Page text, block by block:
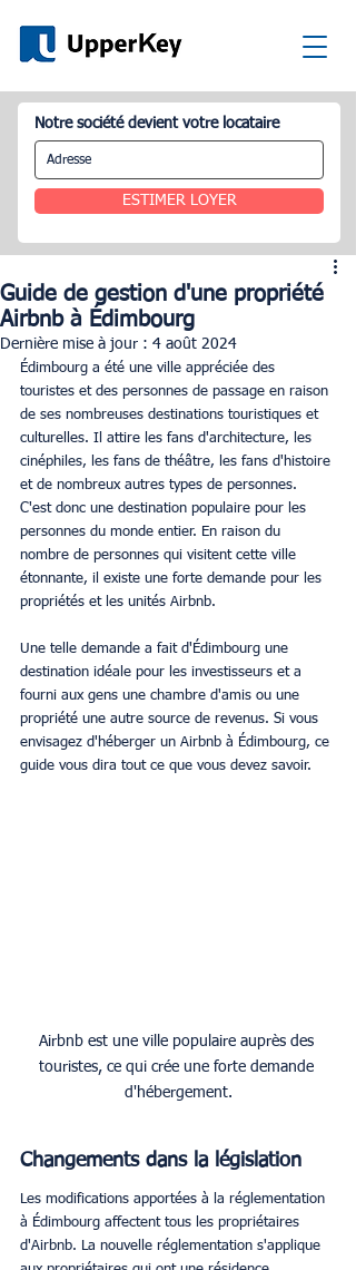
Notre société devient votre locataire
ESTIMER LOYER
Guide de gestion d'une propriété
Airbnb à Édimbourg
Dernière mise à jour : 4 août 2024
Édimbourg a été une ville appréciée des
touristes et des personnes de passage en raison
de ses nombreuses destinations touristiques et
culturelles. Il attire les fans d'architecture, les
cinéphiles, les fans de théâtre, les fans d'histoire
et de nombreux autres types de personnes.
C'est donc une destination populaire pour les
personnes du monde entier. En raison du
nombre de personnes qui visitent cette ville
étonnante, il existe une forte demande pour les
propriétés et les unités Airbnb.
Une telle demande a fait d'Édimbourg une
destination idéale pour les investisseurs et a
fourni aux gens une chambre d'amis ou une
propriété une autre source de revenus. Si vous
envisagez d'héberger un Airbnb à Édimbourg, ce
guide vous dira tout ce que vous devez savoir.
Airbnb est une ville populaire auprès des
touristes, ce qui crée une forte demande
d'hébergement.
Changements dans la législation
Les modifications apportées à la réglementation
à Édimbourg affectent tous les propriétaires
d'Airbnb. La nouvelle réglementation s'applique